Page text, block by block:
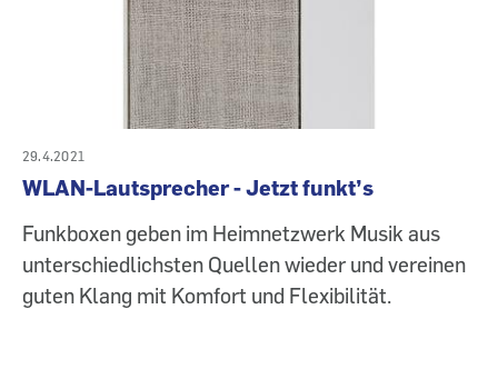
29.4.2021
WLAN-Lautsprecher - Jetzt funkt’s
Funkboxen geben im Heimnetzwerk Musik aus
unterschiedlichsten Quellen wieder und vereinen
guten Klang mit Komfort und Flexibilität.